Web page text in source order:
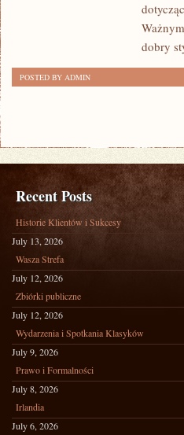
dobry
POSTED BY ADMIN
Recent Posts
Historie Klientów i Sukcesy
July 13, 2026
Wasza Strefa
July 12, 2026
Zbiórki publiczne
July 12, 2026
Wydarzenia i Spotkania Klasyków
July 9, 2026
Prawo i Formalności
July 8, 2026
Irlandia
July 6, 2026